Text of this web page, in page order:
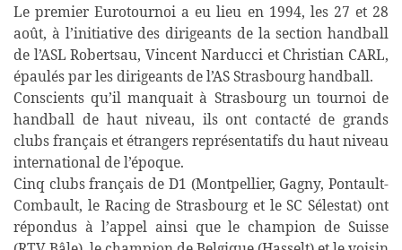
Le premier Eurotournoi a eu lieu en 1994, les 27 et 28
août, à l’initiative des dirigeants de la section handball
de l’ASL Robertsau, Vincent Narducci et Christian CARL,
épaulés par les dirigeants de l’AS Strasbourg handball.
Conscients qu’il manquait à Strasbourg un tournoi de
handball de haut niveau, ils ont contacté de grands
clubs français et étrangers représentatifs du haut niveau
international de l’époque.
Cinq clubs français de D1 (Montpellier, Gagny, Pontault-
Combault, le Racing de Strasbourg et le SC Sélestat) ont
répondus à l’appel ainsi que le champion de Suisse